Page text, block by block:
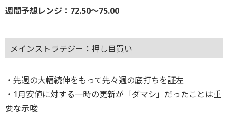
週間予想レンジ：72.50～75.00
メインストラテジー：押し目買い
・先週の大幅続伸をもって先々週の底打ちを証左
・1月安値に対する一時の更新が「ダマシ」だったことは重
要な示唆